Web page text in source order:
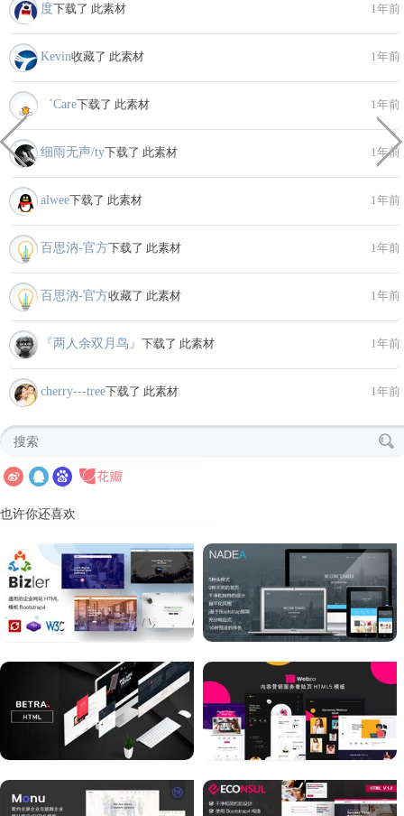
度下载了 此素材 1年前
Kevin收藏了 此素材 1年前
゛Care下载了 此素材 1年前
细雨无声/ty下载了 此素材 1年前
alwee下载了 此素材 1年前
百思汭-官方下载了 此素材 1年前
百思汭-官方收藏了 此素材 1年前
『两人余双月鸟』 下载了 此素材 1年前
cherry---tree下载了 此素材 1年前
也许你还喜欢